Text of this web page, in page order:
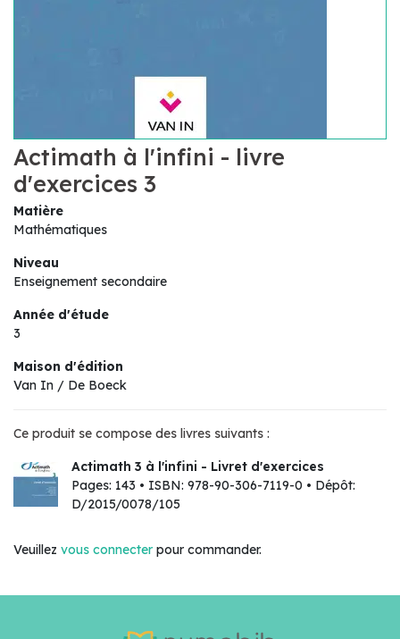
Actimath à l'infini - livre
d'exercices 3
Matière
Mathématiques
Niveau
Enseignement secondaire
Année d'étude
3
Maison d'édition
Van In / De Boeck
Ce produit se compose des livres suivants :
Actimath 3 à l'infini - Livret d'exercices
Pages: 143 • ISBN: 978-90-306-7119-0 • Dépôt:
D/2015/0078/105
Veuillez vous connecter pour commander.